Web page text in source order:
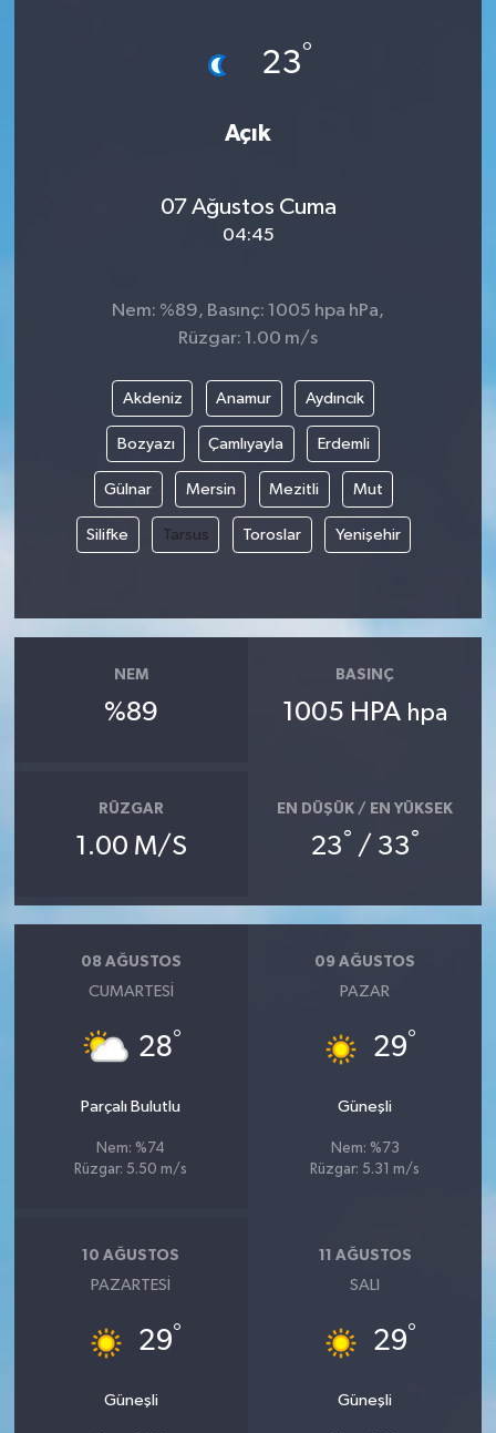
23°
Açık
07 Ağustos Cuma
04:45
Nem: %89, Basınç: 1005 hpa hPa,
Rüzgar: 1.00 m/s
Akdeniz Anamur Aydıncık
Bozyazı Çamlıyayla Erdemli
Gülnar Mersin Mezitli Mut
Silifke Tarsus Toroslar Yenişehir
NEM
%89
BASINÇ
1005 HPA hpa
RÜZGAR
1.00 M/S
EN DÜŞÜK / EN YÜKSEK
23° / 33°
08 AĞUSTOS
CUMARTESI
28°
Parçalı Bulutlu
Nem: %74
Rüzgar: 5.50 m/s
09 AĞUSTOS
PAZAR
29°
Güneşli
Nem: %73
Rüzgar: 5.31 m/s
10 AĞUSTOS
PAZARTESI
29°
Güneşli
11 AĞUSTOS
SALI
29°
Güneşli
YAZARLAR
RESMİ İLAN
MAGAZİN